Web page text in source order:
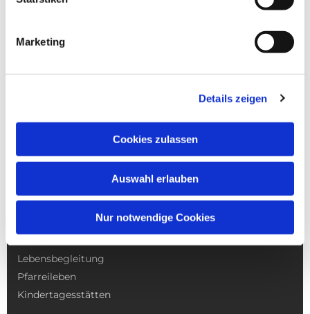
Marketing
Details zeigen
Cookies zulassen
Auswahl erlauben
Nur notwendige Cookies
NAVIGATION
Lebensbegleitung
Pfarreileben
Kindertagesstätten